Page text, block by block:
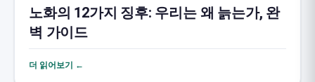
노화의 12가지 징후: 우리는 왜 늙는가, 완
벽 가이드
더 읽어보기 ←